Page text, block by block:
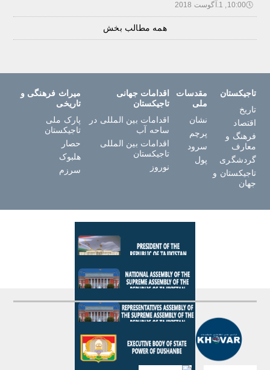
🕔10:00, 1.آگوست 2018
همه مطالب بخش
تاجیکستان
تاریخ
اقتصاد
فرهنگ و
معارف
گردشگری
تاجیکستان و
جهان
مقدسات
ملی
نشان
پرچم
سرود
پول
اقدامات جهانی
تاجیکستان
اقدامات بین المللی در
ساحه آب
اقدامات بین المللی
تاجیکستان
نوروز
میراث فرهنگی و
تاریخی
پارک ملی
تاجیکستان
حصار
هلبوک
سرزم